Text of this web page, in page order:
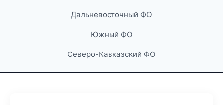
Дальневосточный ФО
Южный ФО
Северо-Кавказский ФО